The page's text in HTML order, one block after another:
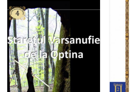
Adaugă în coș Wishlist